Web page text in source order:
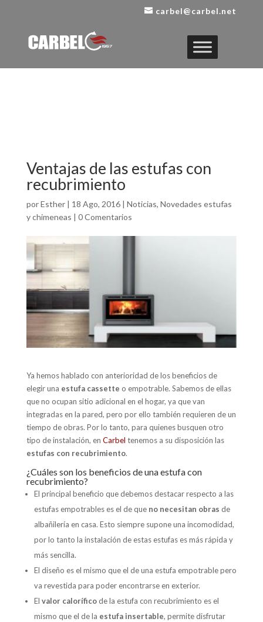
carbel@carbel.net
Ventajas de las estufas con
recubrimiento
porEsther| 18 Ago, 2016| Noticias, Novedades estufas
y chimeneas | 0 Comentarios
Ya hemos hablado con anterioridad de los beneficios de
elegir una estufa cassette o empotrable. Sabemos de ellas
que no ocupan sitio adicional en el hogar, ya que van
integradas en la pared, pero por ello también requieren de un
tiempo de obras. Por lo tanto, para quienes busquen otro
tipo de instalación, en Carbel tenemos a su disposición las
estufas con recubrimiento.
¿Cuáles son los beneficios de una estufa con
recubrimiento?
El principal beneficio que debemos destacar respecto a las
estufas empotrables es el de que no necesitan obras de
albañilería en casa. Esto siempre supone una incomodidad,
por lo tanto la instalación de estas estufas es más rápida y
más sencilla.
El diseño es el mismo que el de una estufa empotrable pero
va revestida para poder encontrarse en exterior.
El valor caloríficode la estufa con recubrimiento es el
mismo que el de la estufa insertable, permite disfrutar